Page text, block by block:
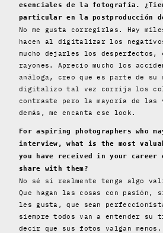
esenciales de la fotografía.
particular en la postproducción
No me gusta corregirlas. Hay
hacen al digitalizar los
mucho dejarles los desperfectos,
rayones. Aprecio mucho los
análoga, creo que es parte de su
digitalizo tal vez corrija los
contraste pero la mayoría de las
demás, me encanta ese look.
For aspiring photographers who
interview, what is the most
you have received in your
share with them?
No sé si realmente tenga algo
Que hagan las cosas con pasión,
les gusta, que sean
siempre todos van a entender su
decir que sus fotos valgan menos.